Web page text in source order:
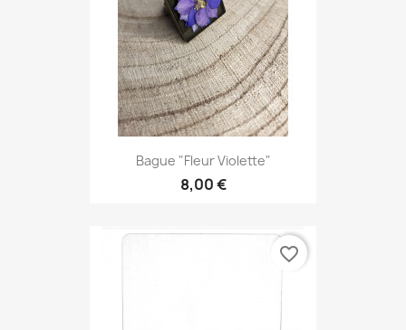
Bague "Fleur Violette"
8,00 €
favorite_border